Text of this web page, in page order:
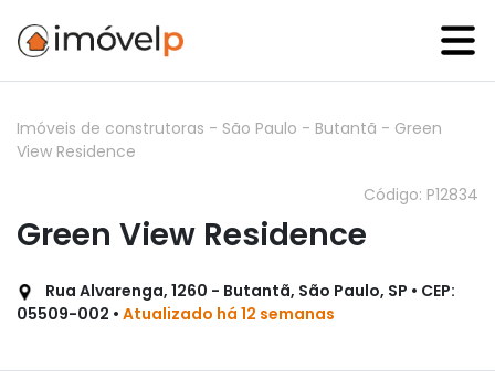
Imóveis de construtoras - São Paulo - Butantã - Green
View Residence
Código: P12834
Green View Residence
Rua Alvarenga, 1260 - Butantã, São Paulo, SP • CEP:
05509-002 • Atualizado há 12 semanas